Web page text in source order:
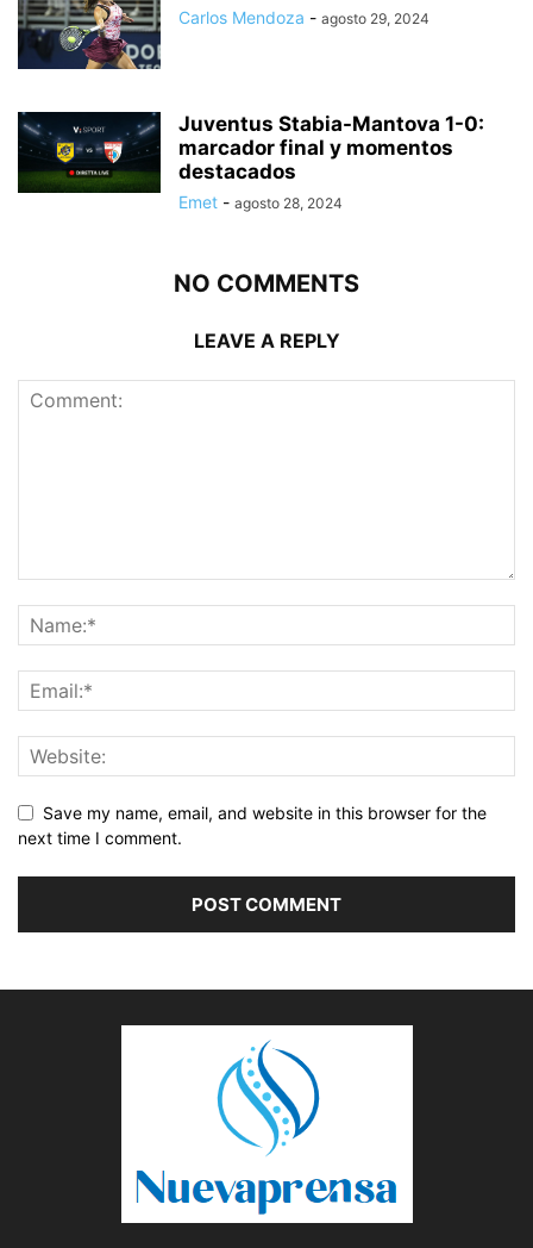
Carlos Mendoza - agosto 29, 2024
Juventus Stabia-Mantova 1-0:
marcador final y momentos
destacados
Emet - agosto 28, 2024
NO COMMENTS
LEAVE A REPLY
Save my name, email, and website in this browser for the
next time I comment.